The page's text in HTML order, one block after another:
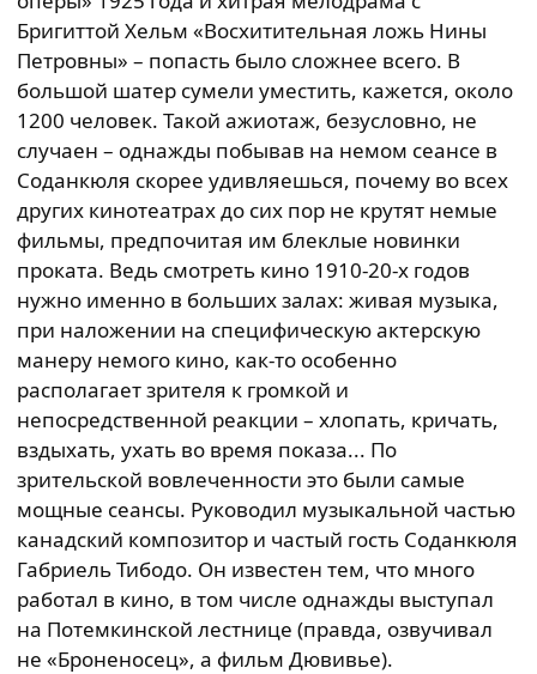
Бригиттой Хельм «Восхитительная ложь Нины
Петровны» – попасть было сложнее всего. В
большой шатер сумели уместить, кажется, около
1200 человек. Такой ажиотаж, безусловно, не
случаен – однажды побывав на немом сеансе в
Соданкюля скорее удивляешься, почему во всех
других кинотеатрах до сих пор не крутят немые
фильмы, предпочитая им блеклые новинки
проката. Ведь смотреть кино 1910-20-х годов
нужно именно в больших залах: живая музыка,
при наложении на специфическую актерскую
манеру немого кино, как-то особенно
располагает зрителя к громкой и
непосредственной реакции – хлопать, кричать,
вздыхать, ухать во время показа... По
зрительской вовлеченности это были самые
мощные сеансы. Руководил музыкальной частью
канадский композитор и частый гость Соданкюля
Габриель Тибодо. Он известен тем, что много
работал в кино, в том числе однажды выступал
на Потемкинской лестнице (правда, озвучивал
не «Броненосец», а фильм Дювивье).